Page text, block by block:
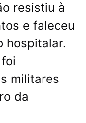
resistiu à
e faleceu
hospitalar.
militares
da